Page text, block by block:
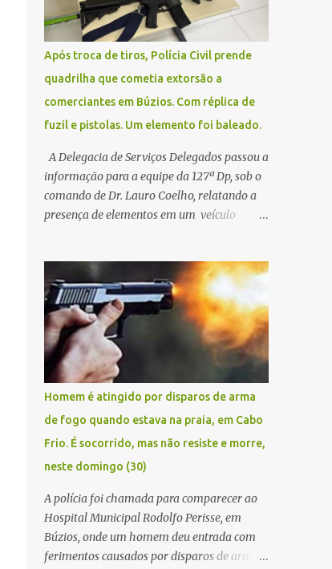
de toda população, pois se trata de uma
situação climática que foge ao controle da
administração pública.
Após troca de tiros, Polícia Civil prende
quadrilha que cometia extorsão a
comerciantes em Búzios. Com réplica de
fuzil e pistolas. Um elemento foi baleado.
A Delegacia de Serviços Delegados passou a
informação para a equipe da 127ª Dp, sob o
comando de Dr. Lauro Coelho, relatando a
presença de elementos em um veículo
Búzios, na manhã de sexta feira (05). De
posse da placa do carro, a equipe da Civil
conseguiu aborda los na Estrada de Guriri
quanto tentavam fugir da cidade Buziana.
Um dos detidos é policial civil e este foi
baleado na perna na troca de tiros . Na
ocorrência, três armas, pistolas e uma
réplica de fuzil, foram apreendidas. O
homem baleado foi identificado como
Claudio Bastos, conhecido no meio político.
Homem é atingido por disparos de arma
de fogo quando estava na praia, em Cabo
Frio. É socorrido, mas não resiste e morre,
neste domingo (30)
A polícia foi chamada para comparecer ao
Hospital Municipal Rodolfo Perisse, em
Búzios, onde um homem deu entrada com
ferimentos causados por disparos de arma